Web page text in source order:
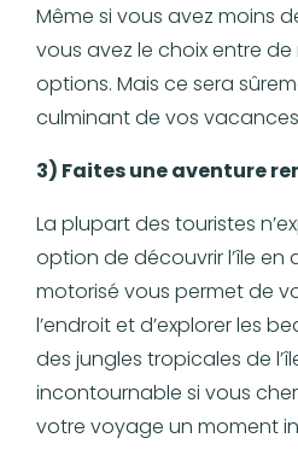
Même si vous avez moins
vous avez le choix entre
options. Mais ce sera
culminant de vos
3) Faites une aventure
La plupart des touristes
option de découvrir l’île en
motorisé vous permet de
l’endroit et d’explorer les
des jungles tropicales de
incontournable si vous
votre voyage un moment